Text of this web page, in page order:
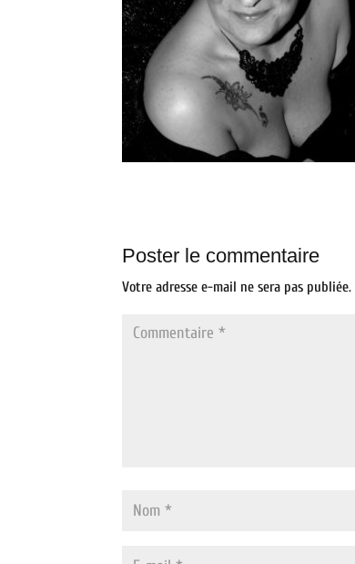
Poster le commentaire
Votre adresse e-mail ne sera pas publiée.